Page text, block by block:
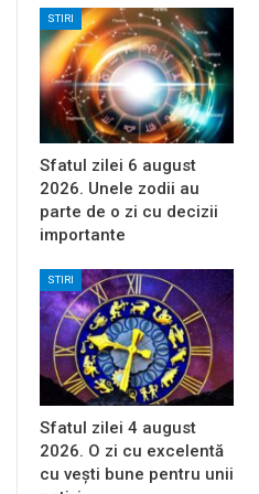
STIRI
Sfatul zilei 6 august
2026. Unele zodii au
parte de o zi cu decizii
importante
STIRI
Sfatul zilei 4 august
2026. O zi cu excelentă
cu vești bune pentru unii